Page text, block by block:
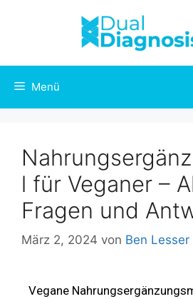
Menü
l für Veganer –
Fragen und
März 2, 2024 von Ben Lesser
Vegane